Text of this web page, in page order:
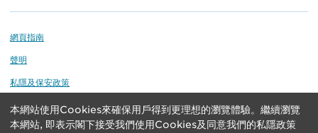
運輸及物流
關於香港貨品編碼協會
業界應用的標準
認識我們的團隊
刊物
聯絡我們
Footer
網頁指南
聲明
私隱及保安政策
GS1 is a registered trademark of GS1 AISBL. Copyright ©
2024 GS1 Hong Kong Limited. All rights reserved.
本網站使用Cookies來確保用戶得到更理想的瀏覽體驗。繼續瀏覽
本網站, 即表示閣下接受我們使用Cookies及同意我們的私隱政策